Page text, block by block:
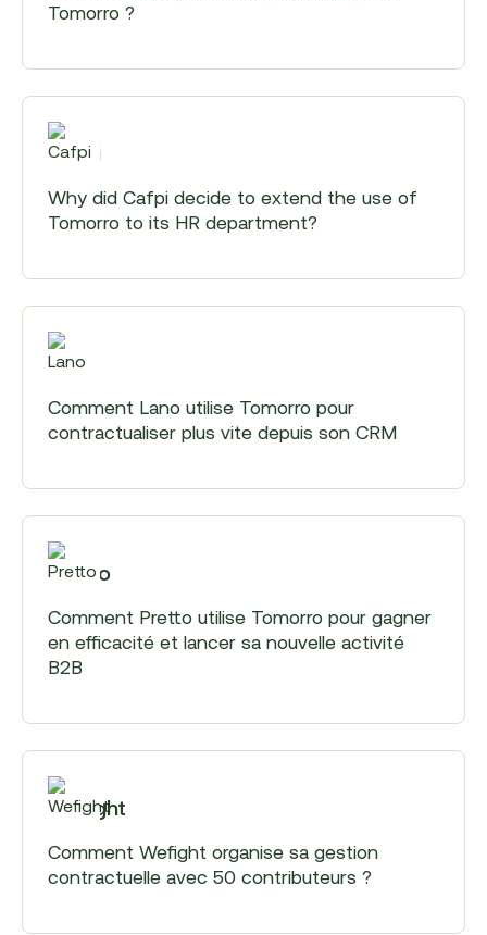
Tomorro ?
Cafpi
Why did Cafpi decide to extend the use of
Tomorro to its HR department?
Lano
Comment Lano utilise Tomorro pour
contractualiser plus vite depuis son CRM
Pretto
Comment Pretto utilise Tomorro pour gagner
en efficacité et lancer sa nouvelle activité
B2B
Wefight
Comment Wefight organise sa gestion
contractuelle avec 50 contributeurs ?